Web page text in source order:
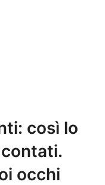
così lo
occhi